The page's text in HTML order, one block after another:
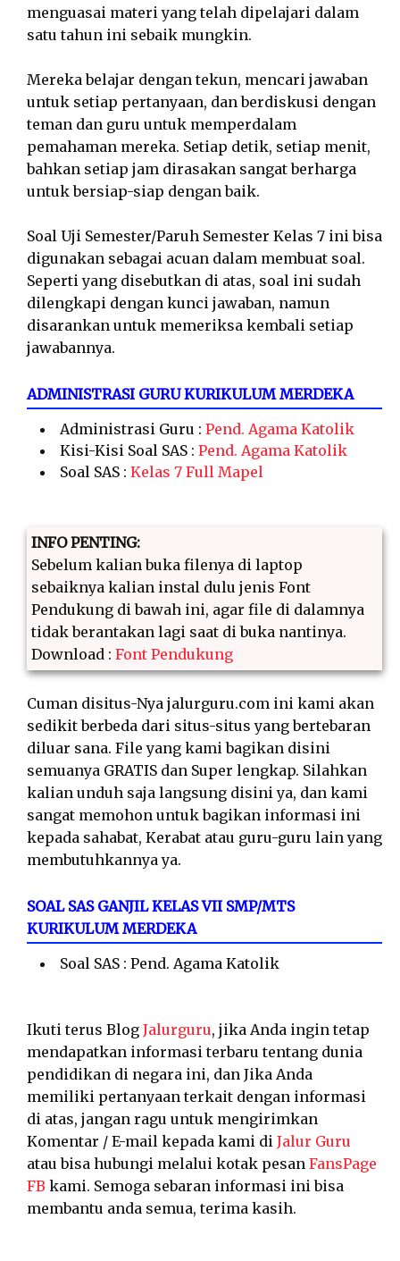
menguasai materi yang telah dipelajari dalam
satu tahun ini sebaik mungkin.
Mereka belajar dengan tekun, mencari jawaban
untuk setiap pertanyaan, dan berdiskusi dengan
teman dan guru untuk memperdalam
pemahaman mereka. Setiap detik, setiap menit,
bahkan setiap jam dirasakan sangat berharga
untuk bersiap-siap dengan baik.
Soal Uji Semester/Paruh Semester Kelas 7 ini bisa
digunakan sebagai acuan dalam membuat soal.
Seperti yang disebutkan di atas, soal ini sudah
dilengkapi dengan kunci jawaban, namun
disarankan untuk memeriksa kembali setiap
jawabannya.
ADMINISTRASI GURU KURIKULUM MERDEKA
Administrasi Guru : Pend. Agama Katolik
Kisi-Kisi Soal SAS : Pend. Agama Katolik
Soal SAS : Kelas 7 Full Mapel
INFO PENTING:
Sebelum kalian buka filenya di laptop
sebaiknya kalian instal dulu jenis Font
Pendukung di bawah ini, agar file di dalamnya
tidak berantakan lagi saat di buka nantinya.
Download : Font Pendukung
Cuman disitus-Nya jalurguru.com ini kami akan
sedikit berbeda dari situs-situs yang bertebaran
diluar sana. File yang kami bagikan disini
semuanya GRATIS dan Super lengkap. Silahkan
kalian unduh saja langsung disini ya, dan kami
sangat memohon untuk bagikan informasi ini
kepada sahabat, Kerabat atau guru-guru lain yang
membutuhkannya ya.
SOAL SAS GANJIL KELAS VII SMP/MTS
KURIKULUM MERDEKA
Soal SAS : Pend. Agama Katolik
Ikuti terus Blog Jalurguru, jika Anda ingin tetap
mendapatkan informasi terbaru tentang dunia
pendidikan di negara ini, dan Jika Anda
memiliki pertanyaan terkait dengan informasi
di atas, jangan ragu untuk mengirimkan
Komentar / E-mail kepada kami di Jalur Guru
atau bisa hubungi melalui kotak pesan FansPage
FB kami. Semoga sebaran informasi ini bisa
membantu anda semua, terima kasih.